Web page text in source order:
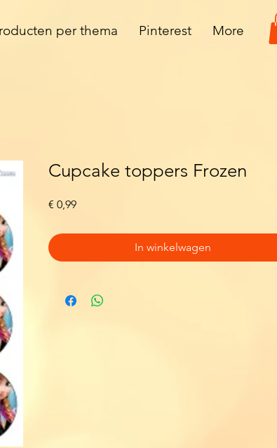
per thema Pinterest More
Cupcake toppers Frozen
€ 0,99Prijs
In winkelwagen